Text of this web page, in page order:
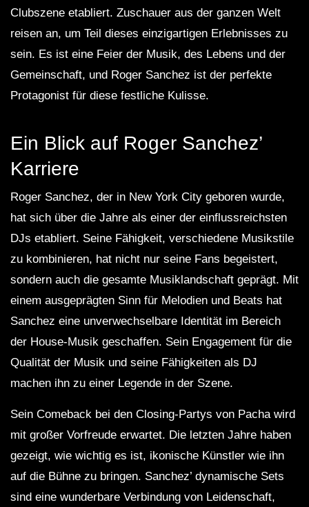
Clubszene etabliert. Zuschauer aus der ganzen Welt
reisen an, um Teil dieses einzigartigen Erlebnisses zu
sein. Es ist eine Feier der Musik, des Lebens und der
Gemeinschaft, und Roger Sanchez ist der perfekte
Protagonist für diese festliche Kulisse.
Ein Blick auf Roger Sanchez’
Karriere
Roger Sanchez, der in New York City geboren wurde,
hat sich über die Jahre als einer der einflussreichsten
DJs etabliert. Seine Fähigkeit, verschiedene Musikstile
zu kombinieren, hat nicht nur seine Fans begeistert,
sondern auch die gesamte Musiklandschaft geprägt. Mit
einem ausgeprägten Sinn für Melodien und Beats hat
Sanchez eine unverwechselbare Identität im Bereich
der House-Musik geschaffen. Sein Engagement für die
Qualität der Musik und seine Fähigkeiten als DJ
machen ihn zu einer Legende in der Szene.
Sein Comeback bei den Closing-Partys von Pacha wird
mit großer Vorfreude erwartet. Die letzten Jahre haben
gezeigt, wie wichtig es ist, ikonische Künstler wie ihn
auf die Bühne zu bringen. Sanchez’ dynamische Sets
sind eine wunderbare Verbindung von Leidenschaft,